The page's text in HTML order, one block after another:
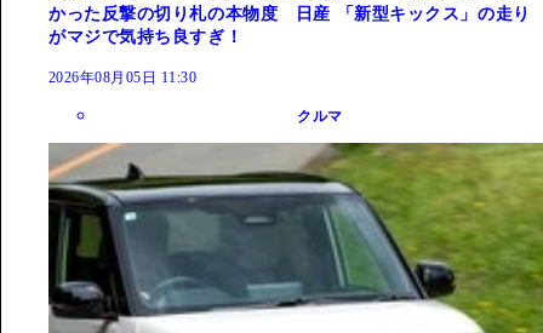
かった反撃の切り札の本物度 日産 「新型キックス」の走り
がマジで気持ち良すぎ！
2026年08月05日 11:30
クルマ